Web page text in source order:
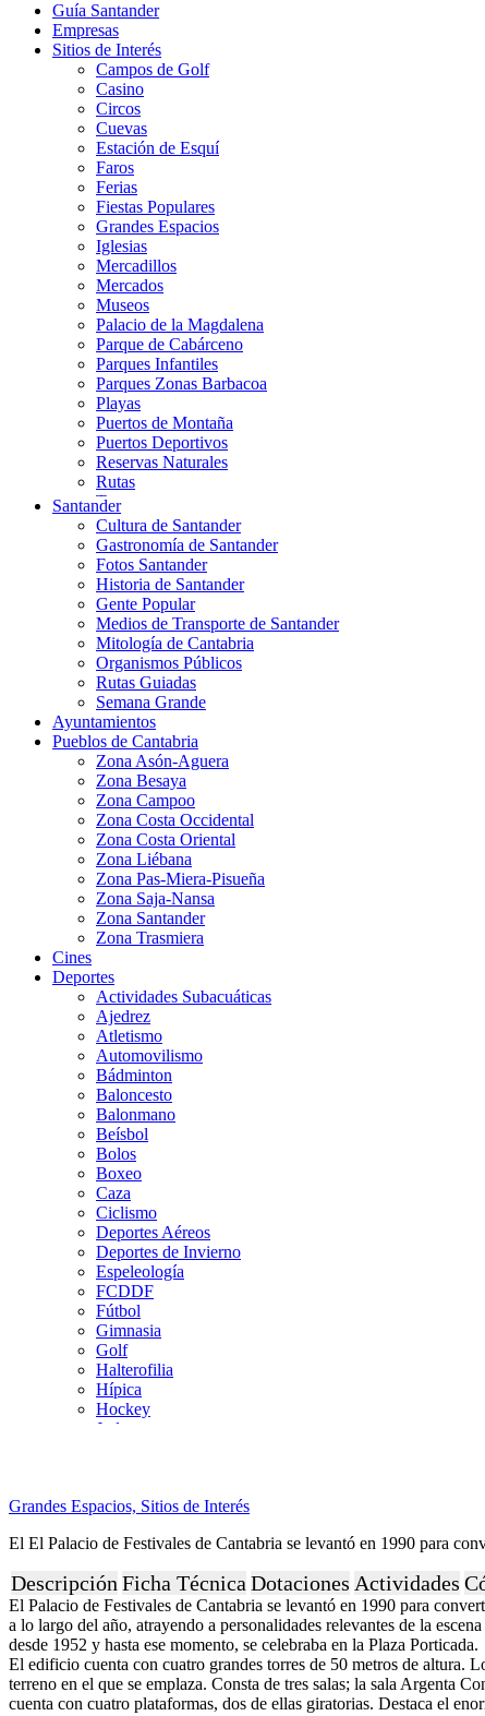
Guía Santander
Empresas
Sitios de Interés
Campos de Golf
Casino
Circos
Cuevas
Estación de Esquí
Faros
Ferias
Fiestas Populares
Grandes Espacios
Iglesias
Mercadillos
Mercados
Museos
Palacio de la Magdalena
Parque de Cabárceno
Parques Infantiles
Parques Zonas Barbacoa
Playas
Puertos de Montaña
Puertos Deportivos
Reservas Naturales
Rutas
Teatros
Teléferico
Zoológicos
Santander
Cultura de Santander
Gastronomía de Santander
Fotos Santander
Historia de Santander
Gente Popular
Medios de Transporte de Santander
Mitología de Cantabria
Organismos Públicos
Rutas Guiadas
Semana Grande
Ayuntamientos
Pueblos de Cantabria
Zona Asón-Aguera
Zona Besaya
Zona Campoo
Zona Costa Occidental
Zona Costa Oriental
Zona Liébana
Zona Pas-Miera-Pisueña
Zona Saja-Nansa
Zona Santander
Zona Trasmiera
Cines
Deportes
Actividades Subacuáticas
Ajedrez
Atletismo
Automovilismo
Bádminton
Baloncesto
Balonmano
Beísbol
Bolos
Boxeo
Caza
Ciclismo
Deportes Aéreos
Deportes de Invierno
Espeleología
FCDDF
Fútbol
Gimnasia
Golf
Halterofilia
Hípica
Hockey
Judo
Natación
Patinaje
Petanca
Piragüismo
Remo
Rugby
Salvamento y Socorrismo
Squash
Surf
Grandes Espacios, Sitios de Interés
El El Palacio de Festivales de Cantabria se levantó en 1990 para
Descripción Ficha Técnica Dotaciones Actividades
El Palacio de Festivales de Cantabria se levantó en 1990 para
a lo largo del año, atrayendo a personalidades relevantes de la
desde 1952 y hasta ese momento, se celebraba en la Plaza Porticada.
El edificio cuenta con cuatro grandes torres de 50 metros de altura.
terreno en el que se emplaza. Consta de tres salas; la sala Argenta
cuenta con cuatro plataformas, dos de ellas giratorias. Destaca el